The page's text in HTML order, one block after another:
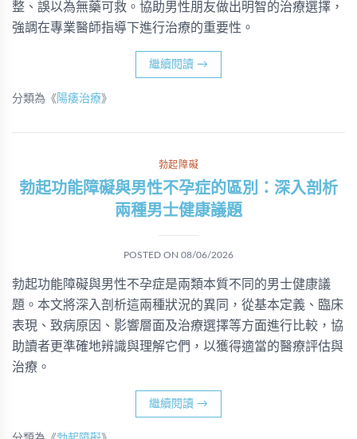
整、誤以為無藥可救。協助男性朋友做出明智的治療選擇，
強調在專業醫師指導下進行治療的重要性。
繼續閱讀 →
分類為《 陽痿治療》
勃起障礙
勃起功能障礙與男性不孕症的區別：深入剖析
兩種男士健康議題
POSTED ON 08/06/2026
勃起功能障礙與男性不孕症是兩類本質不同的男士健康議
題。本文將深入剖析這兩種狀況的異同，從基本定義、臨床
表現、致病原因、影響層面及治療選擇等方面進行比較，協
助讀者更準確地辨識與理解它們，以獲得適當的醫療評估與
治療。
繼續閱讀 →